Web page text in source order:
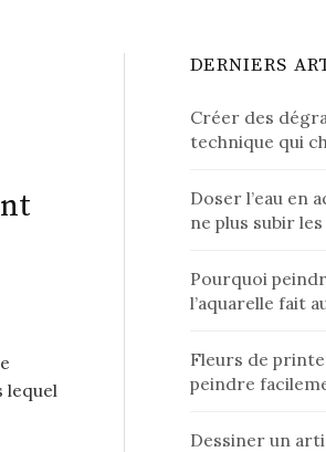
lequel
DERNIERS
Créer des
technique qui
Doser l’eau en
ne plus subir
Pourquoi
l’aquarelle fait
Fleurs de
peindre
Dessiner un